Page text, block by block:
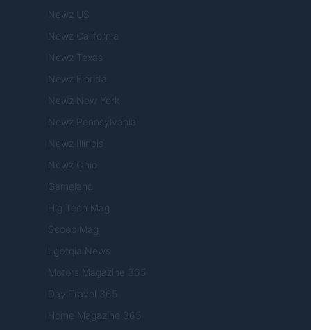
Newz US
Newz California
Newz Texas
Newz Florida
Newz New York
Newz Pennsylvania
Newz Illinois
Newz Ohio
Gameland
Hig Tech Mag
Scoop Mag
Lgbtqia News
Motors Magazine 365
Day Travel 365
Home Magazine 365